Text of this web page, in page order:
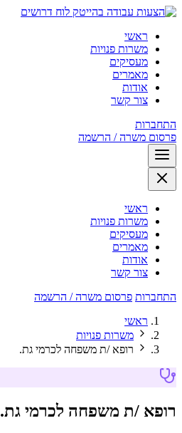
לוח דרושים
ראשי
משרות פנויות
מעסיקים
מאמרים
אודות
צור קשר
התחברות
פרסום משרה / הרשמה
ראשי
משרות פנויות
מעסיקים
מאמרים
אודות
צור קשר
התחברות פרסום משרה / הרשמה
ראשי
משרות פנויות
רופא /ת משפחה לכרמי גת.
רופא /ת משפחה לכרמי גת.